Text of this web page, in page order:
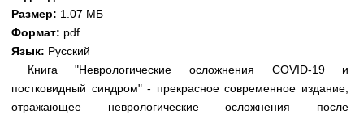
Научно-популярное
Статьи
Новости (244)
Медицинская стандартизация
Размер: 1.07 МБ
Формат: pdf
Язык: Русский
Книга "Неврологические осложнения COVID-19 и
постковидный синдром" - прекрасное современное издание,
отражающее неврологические осложнения после